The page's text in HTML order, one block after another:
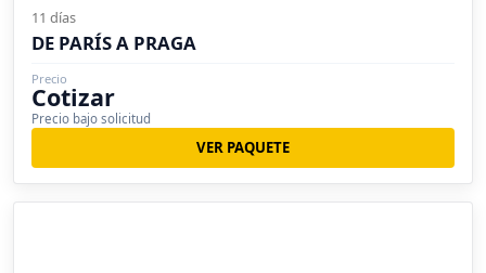
11 días
DE PARÍS A PRAGA
Precio
Cotizar
Precio bajo solicitud
VER PAQUETE